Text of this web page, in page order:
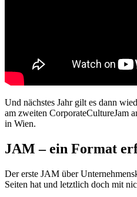
Und nächstes Jahr gilt es dann
am zweiten CorporateCultureJam
in Wien.
JAM – ein Format
Der erste JAM über
Seiten hat und letztlich doch mit